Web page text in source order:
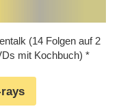
(14 Folgen auf 2
mit Kochbuch)